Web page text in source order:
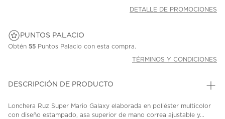
DETALLE DE PROMOCIONES
PUNTOS PALACIO
Obtén 55 Puntos Palacio con esta compra.
TÉRMINOS Y CONDICIONES
DESCRIPCIÓN DE PRODUCTO
Lonchera Ruz Super Mario Galaxy elaborada en poliéster multicolor
con diseño estampado, asa superior de mano correa ajustable y...